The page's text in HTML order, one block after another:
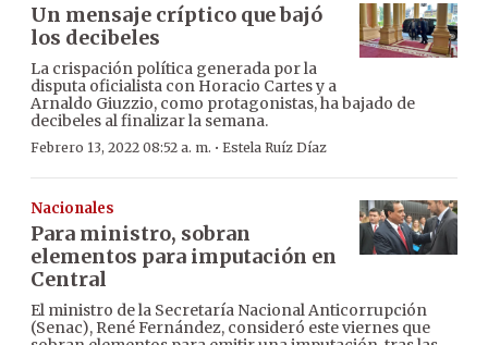
Un mensaje críptico que bajó
los decibeles
La crispación política generada por la
disputa oficialista con Horacio Cartes y a
Arnaldo Giuzzio, como protagonistas, ha bajado de
decibeles al finalizar la semana.
Febrero 13, 2022 08:52 a. m. · Estela Ruíz Díaz
Nacionales
Para ministro, sobran
elementos para imputación en
Central
El ministro de la Secretaría Nacional Anticorrupción
(Senac), René Fernández, consideró este viernes que